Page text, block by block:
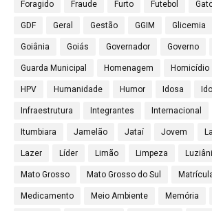
Foragido Fraude Furto Futebol
GDF Geral Gestão GGIM Glicemia
Goiânia Goiás Governador Governo
Guarda Municipal Homenagem Homicídio
HPV Humanidade Humor Idosa
Infraestrutura Integrantes Internacional
Itumbiara Jamelão Jataí Jovem
Lazer Líder Limão Limpeza
Mato Grosso Mato Grosso do Sul
Medicamento Meio Ambiente Memória